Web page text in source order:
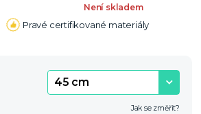
Není skladem
Pravé certifikované materiály
Jak se změřit?